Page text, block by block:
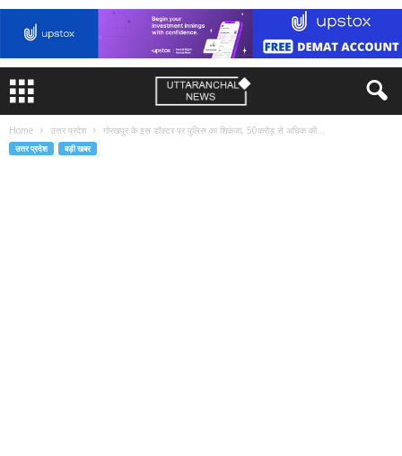
Home उत्तर प्रदेश गोरखपुर के इस डॉक्टर पर पुलिस का शिकंजा, 50करोड़ से अधिक की...
उत्तर प्रदेश बड़ी खबर